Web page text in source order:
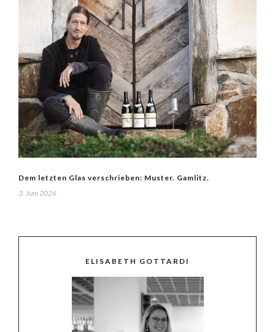
Dem letzten Glas verschrieben: Muster. Gamlitz.
3. Juni 2026
ELISABETH GOTTARDI